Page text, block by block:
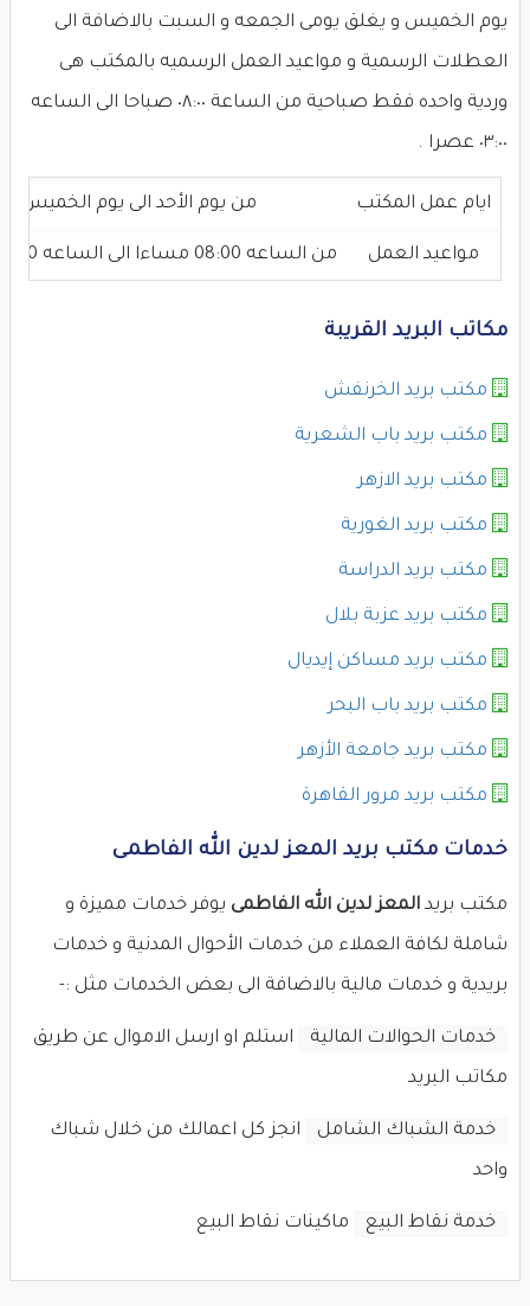
يوم الخميس و يغلق يومى الجمعه و السبت بالاضافة الى
العطلات الرسمية و مواعيد العمل الرسميه بالمكتب هى
وردية واحده فقط صباحية من الساعة ٠٨:٠٠ صباحا الى الساعه
٠٣:٠٠ عصرا .
ايام عمل المكتب من يوم الأحد الى يوم الخميس
مواعيد العمل من الساعه 08:00 مساءا الى الساعه 03:00 عصرا
مكاتب البريد القريبة
مكتب بريد الخرنفش
مكتب بريد باب الشعرية
مكتب بريد الازهر
مكتب بريد الغورية
مكتب بريد الدراسة
مكتب بريد عزبة بلال
مكتب بريد مساكن إيديال
مكتب بريد باب البحر
مكتب بريد جامعة الأزهر
مكتب بريد مرور القاهرة
خدمات مكتب بريد المعز لدين الله الفاطمى
مكتب بريد المعز لدين الله الفاطمى يوفر خدمات مميزة و
شاملة لكافة العملاء من خدمات الأحوال المدنية و خدمات
بريدية و خدمات مالية بالاضافة الى بعض الخدمات مثل :-
خدمات الحوالات المالية
استلم او ارسل الاموال عن طريق
مكاتب البريد
خدمة الشباك الشامل
انجز كل اعمالك من خلال شباك
واحد
خدمة نقاط البيع ماكينات نقاط البيع